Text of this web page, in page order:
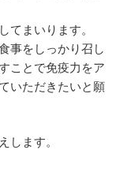
まいります。
事をしっかり召し
ことで免疫力をア
いただきたいと願
ます。